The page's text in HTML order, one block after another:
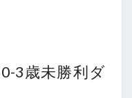
3歳未勝利ダ